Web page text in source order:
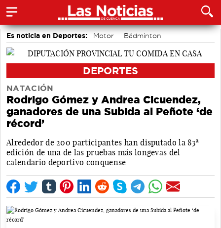
Es noticia en Deportes: Motor
Bádminton
Área de Deportes
DEPORTES
NATACIÓN
Rodrigo Gómez y Andrea Cicuendez,
ganadores de una Subida al Peñote ‘de
récord’
Alrededor de 200 participantes han disputado la 83ª
edición de una de las pruebas más longevas del
calendario deportivo conquense